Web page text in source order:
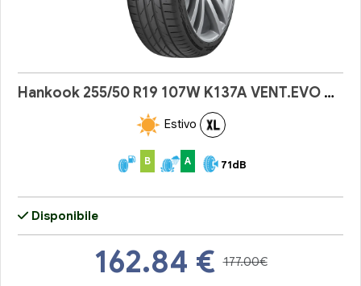
Hankook 255/50 R19 107W K137A VENT.EVO SUV
Estivo
B A 71dB
Disponibile
162.84 € 177.00€